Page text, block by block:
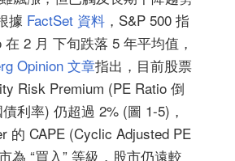
據 FactSet 資料 ，S&P 500 指
2 月 下旬跌落 5 年平均值，
Opinion 文章指出，目前股票
Risk Premium (PE Ratio 倒
利率) 仍超過 2% (圖 1-5)，
的 CAPE (Cyclic Adjusted PE
為 “買入” 等級，股市仍遠較